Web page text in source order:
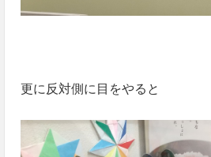
更に反対側に目をやると